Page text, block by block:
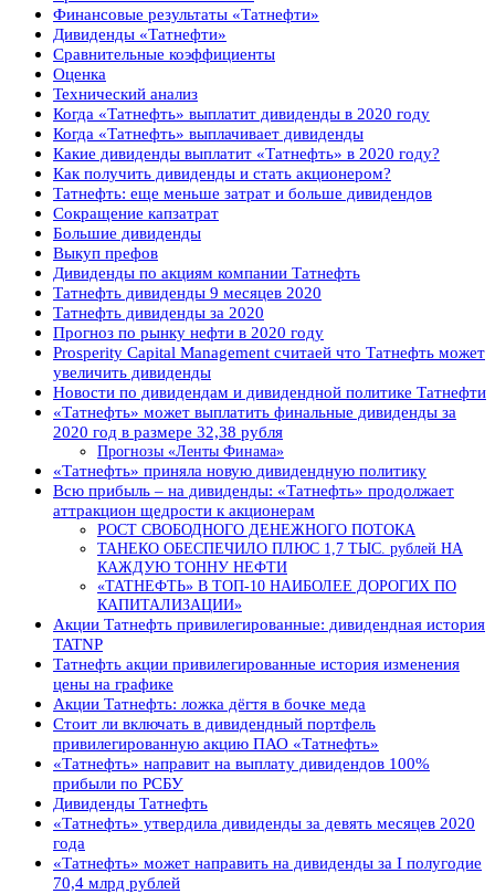
Финансовые результаты «Татнефти»
Дивиденды «Татнефти»
Сравнительные коэффициенты
Оценка
Технический анализ
Когда «Татнефть» выплатит дивиденды в 2020 году
Когда «Татнефть» выплачивает дивиденды
Какие дивиденды выплатит «Татнефть» в 2020 году?
Как получить дивиденды и стать акционером?
Татнефть: еще меньше затрат и больше дивидендов
Сокращение капзатрат
Большие дивиденды
Выкуп префов
Дивиденды по акциям компании Татнефть
Татнефть дивиденды 9 месяцев 2020
Татнефть дивиденды за 2020
Прогноз по рынку нефти в 2020 году
Prosperity Capital Management считаей что Татнефть может
увеличить дивиденды
Новости по дивидендам и дивидендной политике Татнефти
«Татнефть» может выплатить финальные дивиденды за
2020 год в размере 32,38 рубля
Прогнозы «Ленты Финама»
«Татнефть» приняла новую дивидендную политику
Всю прибыль – на дивиденды: «Татнефть» продолжает
аттракцион щедрости к акционерам
РОСТ СВОБОДНОГО ДЕНЕЖНОГО ПОТОКА
ТАНЕКО ОБЕСПЕЧИЛО ПЛЮС 1,7 ТЫС. рублей НА
КАЖДУЮ ТОННУ НЕФТИ
«ТАТНЕФТЬ» В ТОП-10 НАИБОЛЕЕ ДОРОГИХ ПО
КАПИТАЛИЗАЦИИ»
Акции Татнефть привилегированные: дивидендная история
TATNP
Татнефть акции привилегированные история изменения
цены на графике
Акции Татнефть: ложка дёгтя в бочке меда
Стоит ли включать в дивидендный портфель
привилегированную акцию ПАО «Татнефть»
«Татнефть» направит на выплату дивидендов 100%
прибыли по РСБУ
Дивиденды Татнефть
«Татнефть» утвердила дивиденды за девять месяцев 2020
года
«Татнефть» может направить на дивиденды за I полугодие
70,4 млрд рублей